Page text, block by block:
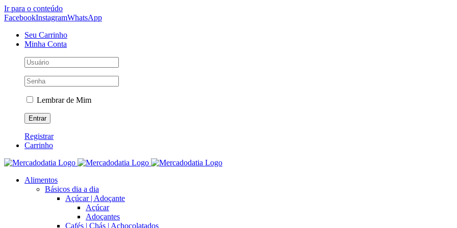
Ir para o conteúdo
FacebookInstagramWhatsApp
Seu Carrinho
Minha Conta
Lembrar de Mim
Registrar
Carrinho
Alimentos
Básicos dia a dia
Açúcar | Adoçante
Açúcar
Adoçantes
Cafés | Chás | Achocolatados